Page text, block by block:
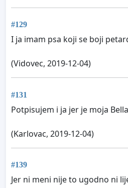
#129
I ja imam psa koji se boji
(Vidovec, 2019-12-04)
#131
Potpisujem i ja jer je moja
(Karlovac, 2019-12-04)
#139
Jer ni meni nije to ugodno ni